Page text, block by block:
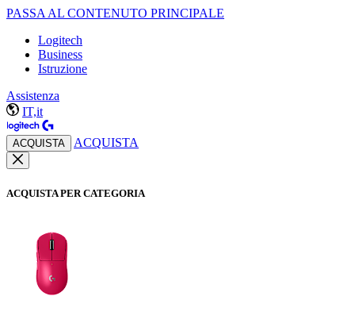
PASSA AL CONTENUTO PRINCIPALE
Logitech
Business
Istruzione
Assistenza
IT,it
ACQUISTA ACQUISTA
ACQUISTA PER CATEGORIA